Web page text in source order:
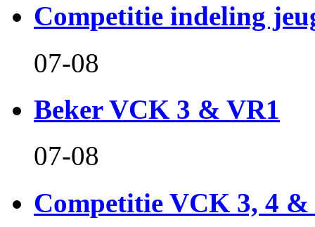
Competitie indeling
07-08
Beker VCK 3 & VR1
07-08
Competitie VCK 3, 4 &